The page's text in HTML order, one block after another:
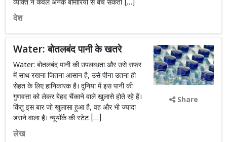
व्यक्ति न केवल अनेक बीमारियों से बच सकता […]
देश
Water: बोतलबंद पानी के खतरे
Water: बोतलबंद पानी की उपलब्धता और उसे सफर
में साथ रखना जितना आसान है, उसे पीना उतना ही
सेहत के लिए हानिकारक है। दुनिया में इस पानी की
गुणवत्ता को लेकर बेहद चैंकाने वाले खुलासे होते रहे हैं।
किंतु इस बार जो खुलासा हुआ है, वह और भी ज्यादा
डराने वाला है। न्यूयॉर्क की स्टेट […]
लेख
Share